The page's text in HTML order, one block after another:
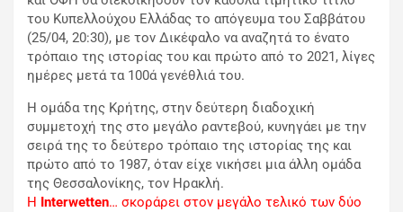
του Κυπελλούχου Ελλάδας το απόγευμα του Σαββάτου
(25/04, 20:30), με τον Δικέφαλο να αναζητά το ένατο
τρόπαιο της ιστορίας του και πρώτο από το 2021, λίγες
ημέρες μετά τα 100ά γενέθλιά του.
Η ομάδα της Κρήτης, στην δεύτερη διαδοχική
συμμετοχή της στο μεγάλο ραντεβού, κυνηγάει με την
σειρά της το δεύτερο τρόπαιο της ιστορίας της και
πρώτο από το 1987, όταν είχε νικήσει μια άλλη ομάδα
της Θεσσαλονίκης, τον Ηρακλή.
Η
Interwetten… σκοράρει στον μεγάλο τελικό των δύο